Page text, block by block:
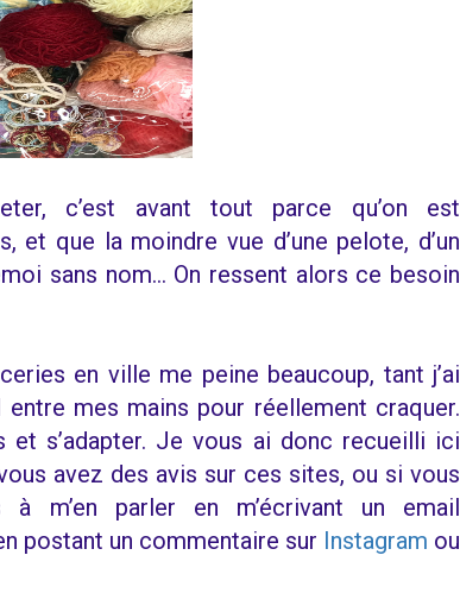
c’est avant tout parce qu’on est
que la moindre vue d’une pelote, d’un
sans nom… On ressent alors ce besoin
en ville me peine beaucoup, tant j’ai
mes mains pour réellement craquer.
s’adapter. Je vous ai donc recueilli ici
avez des avis sur ces sites, ou si vous
à m’en parler en m’écrivant un email
postant un commentaire sur Instagram ou